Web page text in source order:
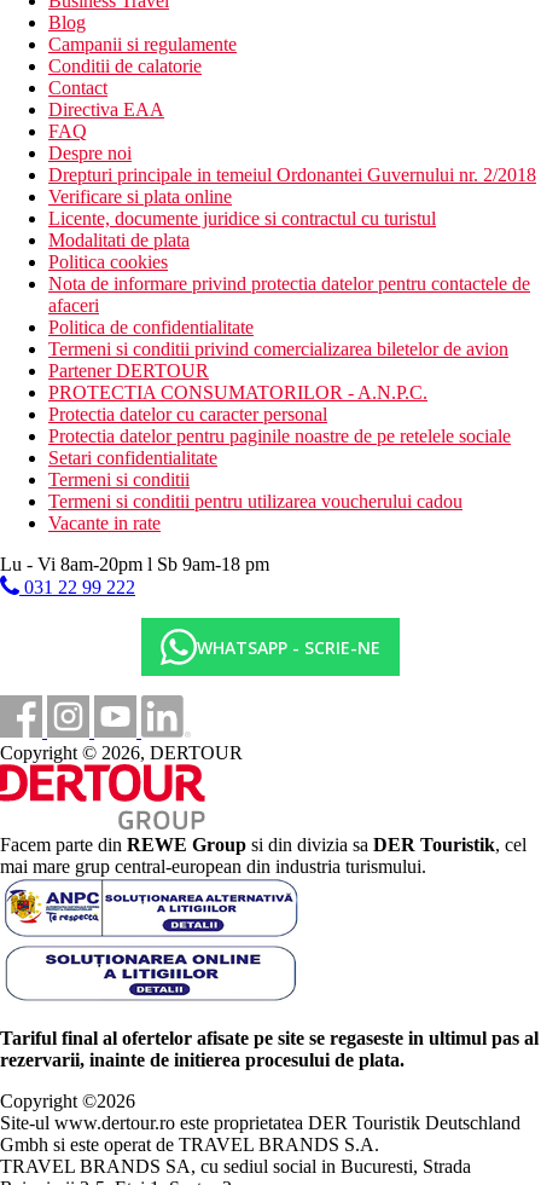
Blog
Campanii si regulamente
Conditii de calatorie
Contact
Directiva EAA
FAQ
Despre noi
Drepturi principale in temeiul Ordonantei Guvernului nr. 2/2018
Verificare si plata online
Licente, documente juridice si contractul cu turistul
Modalitati de plata
Politica cookies
Nota de informare privind protectia datelor pentru contactele de
afaceri
Politica de confidentialitate
Termeni si conditii privind comercializarea biletelor de avion
Partener DERTOUR
PROTECTIA CONSUMATORILOR - A.N.P.C.
Protectia datelor cu caracter personal
Protectia datelor pentru paginile noastre de pe retelele sociale
Setari confidentialitate
Termeni si conditii
Termeni si conditii pentru utilizarea voucherului cadou
Vacante in rate
Lu - Vi 8am-20pm l Sb 9am-18 pm
031 22 99 222
WHATSAPP - SCRIE-NE
Copyright © 2026, DERTOUR
Facem parte din REWE Group si din divizia sa DER Touristik, cel
mai mare grup central-european din industria turismului.
Tariful final al ofertelor afisate pe site se regaseste in ultimul pas al
rezervarii, inainte de initierea procesului de plata.
Copyright ©2026
Site-ul www.dertour.ro este proprietatea DER Touristik Deutschland
Gmbh si este operat de TRAVEL BRANDS S.A.
TRAVEL BRANDS SA, cu sediul social in Bucuresti, Strada